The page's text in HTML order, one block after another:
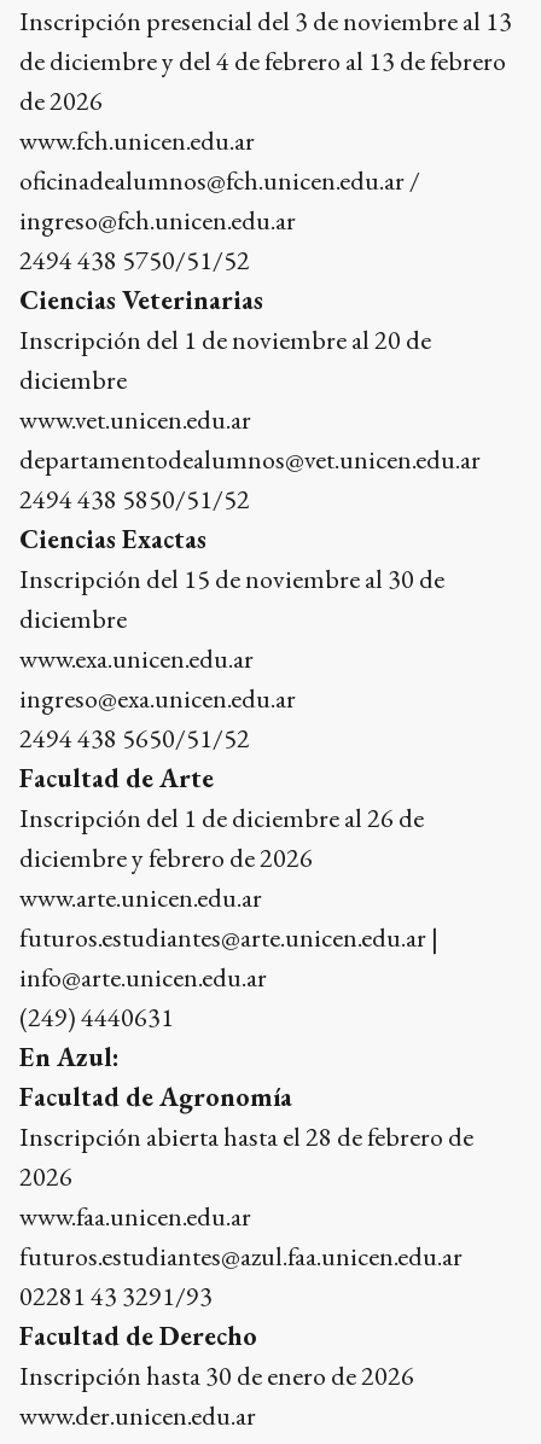
Inscripción presencial del 3 de noviembre al 13
de diciembre y del 4 de febrero al 13 de febrero
de 2026
www.fch.unicen.edu.ar
oficinadealumnos@fch.unicen.edu.ar /
ingreso@fch.unicen.edu.ar
2494 438 5750/51/52
Ciencias Veterinarias
Inscripción del 1 de noviembre al 20 de
diciembre
www.vet.unicen.edu.ar
departamentodealumnos@vet.unicen.edu.ar
2494 438 5850/51/52
Ciencias Exactas
Inscripción del 15 de noviembre al 30 de
diciembre
www.exa.unicen.edu.ar
ingreso@exa.unicen.edu.ar
2494 438 5650/51/52
Facultad de Arte
Inscripción del 1 de diciembre al 26 de
diciembre y febrero de 2026
www.arte.unicen.edu.ar
futuros.estudiantes@arte.unicen.edu.ar |
info@arte.unicen.edu.ar
(249) 4440631
En Azul:
Facultad de Agronomía
Inscripción abierta hasta el 28 de febrero de
2026
www.faa.unicen.edu.ar
futuros.estudiantes@azul.faa.unicen.edu.ar
02281 43 3291/93
Facultad de Derecho
Inscripción hasta 30 de enero de 2026
www.der.unicen.edu.ar